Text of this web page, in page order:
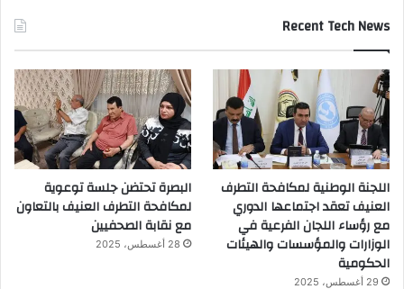
Recent Tech News
اللجنة الوطنية لمكافحة التطرف
العنيف تعقد اجتماعها الدوري
مع رؤساء اللجان الفرعية في
الوزارات والمؤسسات والهيئات
الحكومية
29 أغسطس، 2025
البصرة تحتضن جلسة توعوية
لمكافحة التطرف العنيف بالتعاون
مع نقابة الصحفيين
28 أغسطس، 2025